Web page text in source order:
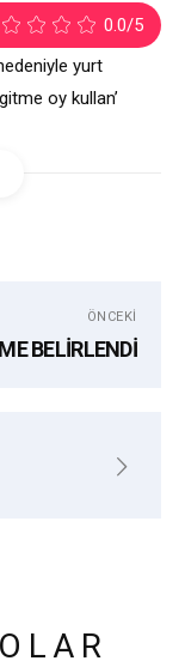
0.0/5
yurt
oy kullan’
İmamoğlu için
ÖNCEKI
BELİRLENDİ